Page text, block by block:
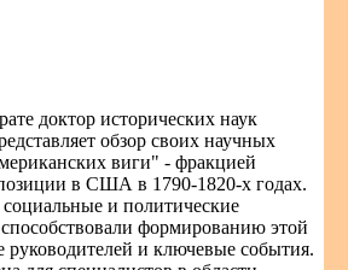
доктор исторических наук
обзор своих научных
виги" - фракцией
в США в 1790-1820-х годах.
и политические
формированию этой
руководителей и ключевые события.